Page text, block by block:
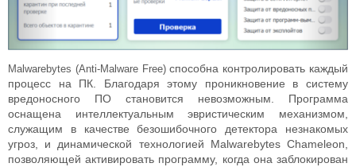
Malwarebytes (Anti-Malware Free)способна контролировать каждый
процесс на ПК. Благодаря этому проникновение в систему
вредоносного ПО становится невозможным. Программа
оснащена интеллектуальным эвристическим механизмом,
служащим в качестве безошибочного детектора незнакомых
угроз, и динамической технологией Malwarebytes Chameleon,
позволяющей активировать программу, когда она заблокирован